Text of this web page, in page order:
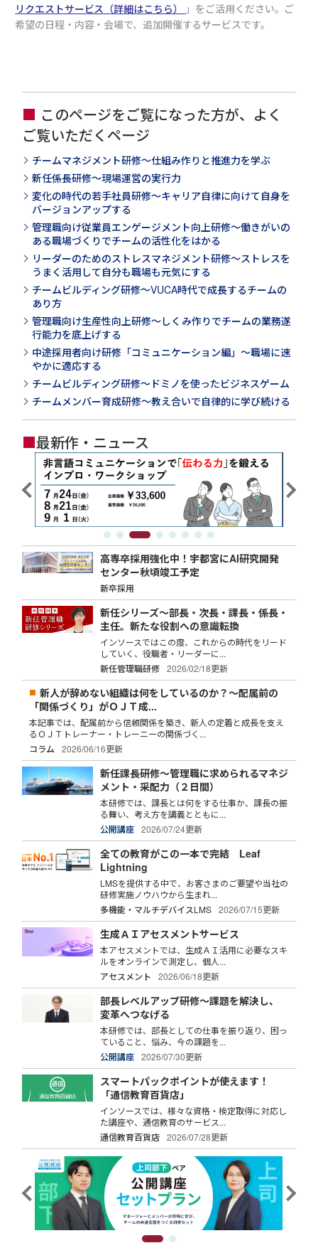
リクエストサービス（詳細はこちら）
」をご活用ください。ご
希望の日程・内容・会場で、追加開催するサービスです。
このページをご覧になった方が、よく
ご覧いただくページ
チームマネジメント研修～仕組み作りと推進力を学ぶ
新任係長研修～現場運営の実行力
変化の時代の若手社員研修～キャリア自律に向けて自身を
バージョンアップする
管理職向け従業員エンゲージメント向上研修～働きがいの
ある職場づくりでチームの活性化をはかる
リーダーのためのストレスマネジメント研修～ストレスを
うまく活用して自分も職場も元気にする
チームビルディング研修～VUCA時代で成長するチームの
あり方
管理職向け生産性向上研修～しくみ作りでチームの業務遂
行能力を底上げする
中途採用者向け研修「コミュニケーション編」～職場に速
やかに適応する
チームビルディング研修～ドミノを使ったビジネスゲーム
チームメンバー育成研修～教え合いで自律的に学び続ける
■最新作・ニュース
高専卒採用強化中！宇都宮にAI研究開発
センター秋頃竣工予定
新卒採用
新任シリーズ～部長・次長・課長・係長・
主任。新たな役割への意識転換
インソースではこの度、これからの時代をリード
していく、役職者・リーダーに...
新任管理職研修
2026/02/18更新
新人が辞めない組織は何をしているのか？～配属前の
「関係づくり」がＯＪＴ成...
本記事では、配属前から信頼関係を築き、新人の定着と成長を支え
るＯＪＴトレーナー・トレーニーの関係づく...
コラム
2026/06/16更新
新任課長研修～管理職に求められるマネジ
メント・采配力（２日間）
本研修では、課長とは何をする仕事か、課長の振
る舞い、考え方を講義とともに...
公開講座
2026/07/24更新
全ての教育がこの一本で完結 Leaf
Lightning
LMSを提供する中で、お客さまのご要望や当社の
研修実施ノウハウから生まれ...
多機能・マルチデバイスLMS
2026/07/15更新
生成ＡＩアセスメントサービス
本アセスメントでは、生成ＡＩ活用に必要なスキ
ルをオンラインで測定し、個人...
アセスメント
2026/06/18更新
部長レベルアップ研修～課題を解決し、
変革へつなげる
本研修では、部長としての仕事を振り返り、困っ
ていること、悩み、今の課題を...
公開講座
2026/07/30更新
スマートパックポイントが使えます！
「通信教育百貨店」
インソースでは、様々な資格・検定取得に対応し
た講座や、通信教育のサービス...
通信教育百貨店
2026/07/28更新